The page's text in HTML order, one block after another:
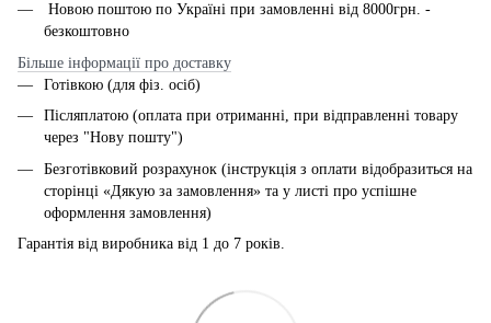
Новою поштою по Україні при замовленні від 8000грн. -
безкоштовно
Більше інформації про доставку
Готівкою (для фіз. осіб)
Післяплатою (оплата при отриманні, при відправленні товару
через "Нову пошту")
Безготівковий розрахунок (інструкція з оплати відобразиться на
сторінці «Дякую за замовлення» та у листі про успішне
оформлення замовлення)
Гарантія від виробника від 1 до 7 років.